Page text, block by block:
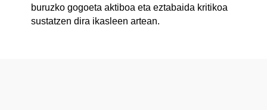
buruzko gogoeta aktiboa eta eztabaida kritikoa
sustatzen dira ikasleen artean.